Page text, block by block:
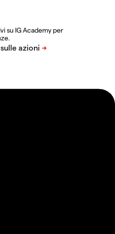
su IG Academy per